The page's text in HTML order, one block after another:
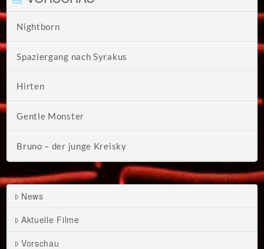
Nightborn
Spaziergang nach Syrakus
Hirten
Gentle Monster
Bruno – der junge Kreisky
News
Aktuelle Filme
Vorschau